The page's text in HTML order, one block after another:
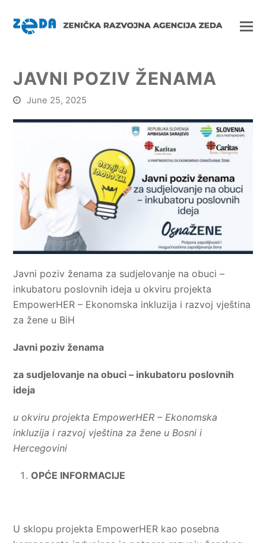
JAVNI POZIV ŽENAMA
June 25, 2025
Javni poziv ženama za sudjelovanje na obuci –
inkubatoru poslovnih ideja u okviru projekta
EmpowerHER – Ekonomska inkluzija i razvoj vještina
za žene u BiH
Javni poziv ženama
za sudjelovanje na obuci – inkubatoru poslovnih
ideja
u okviru projekta EmpowerHER – Ekonomska
inkluzija i razvoj vještina za žene u Bosni i
Hercegovini
OPĆE INFORMACIJE
U sklopu projekta EmpowerHER kao posebna